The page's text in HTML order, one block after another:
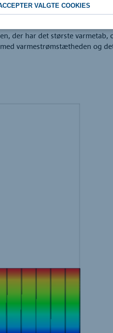
VALGTE COOKIES
bestemmer
kan ses i figur 5 og 6.
der har det største
varmestrømstætheden og